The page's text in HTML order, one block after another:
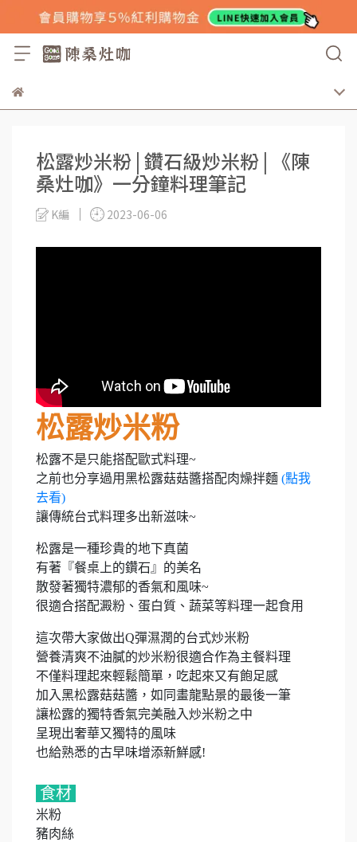
松露炒米粉 | 鑽石級炒米粉 | 《陳
桑灶咖》一分鐘料理筆記
K編 2023-06-06
松露炒米粉
松露不是只能搭配歐式料理~
之前也分享過用黑松露菇菇醬搭配肉燥拌麵 (點我
去看)
讓傳統台式料理多出新滋味~
松露是一種珍貴的地下真菌
有著『餐桌上的鑽石』的美名
散發著獨特濃郁的香氣和風味~
很適合搭配澱粉、蛋白質、蔬菜等料理一起食用
這次帶大家做出Q彈濕潤的台式炒米粉
營養清爽不油膩的炒米粉很適合作為主餐料理
不僅料理起來輕鬆簡單，吃起來又有飽足感
加入黑松露菇菇醬，如同畫龍點景的最後一筆
讓松露的獨特香氣完美融入炒米粉之中
呈現出奢華又獨特的風味
也給熟悉的古早味增添新鮮感!
食材
米粉
豬肉絲